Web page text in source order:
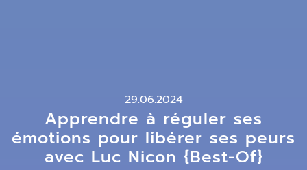
29.06.2024
Apprendre à réguler ses
émotions pour libérer ses peurs
avec Luc Nicon {Best-Of}